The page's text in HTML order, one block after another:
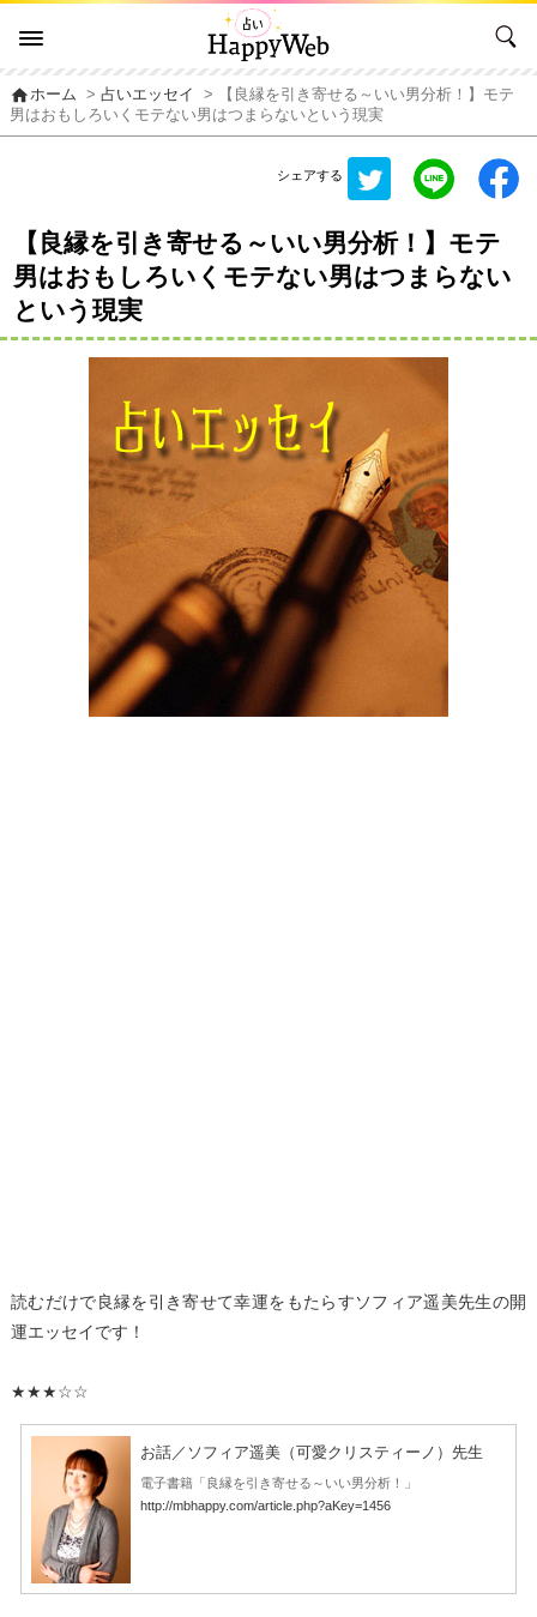
homeホーム >占いエッセイ
> 【良縁を引き寄せる～いい男分析！】モテ
男はおもしろいくモテない男はつまらないという現実
シェアする
【良縁を引き寄せる～いい男分析！】モテ
男はおもしろいくモテない男はつまらない
という現実
読むだけで良縁を引き寄せて幸運をもたらすソフィア遥美先生の開
運エッセイです！
★★★☆☆
お話／ソフィア遥美（可愛クリスティーノ）先生
電子書籍「良縁を引き寄せる～いい男分析！」
http://mbhappy.com/article.php?aKey=1456